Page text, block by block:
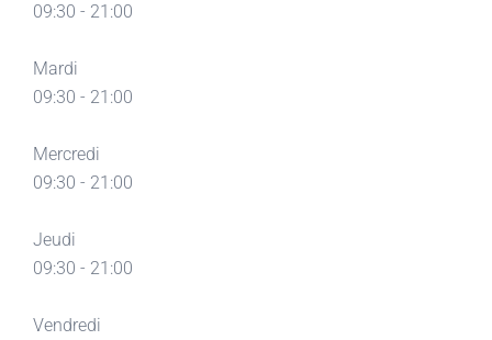
09:30 - 21:00
Mardi
09:30 - 21:00
Mercredi
09:30 - 21:00
Jeudi
09:30 - 21:00
Vendredi